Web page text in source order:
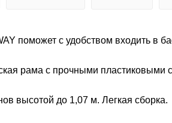
поможет с удобством входить в
рама с прочными пластиковыми
высотой до 1,07 м. Легкая сборка.